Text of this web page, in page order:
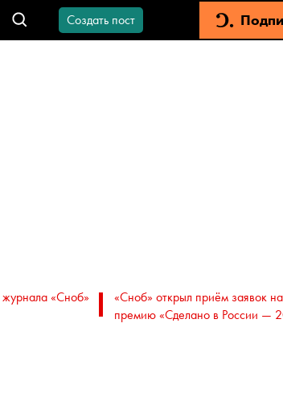
Создать пост
«Сноб»
«Сноб» открыл приём заявок на
премию «Сделано в России —